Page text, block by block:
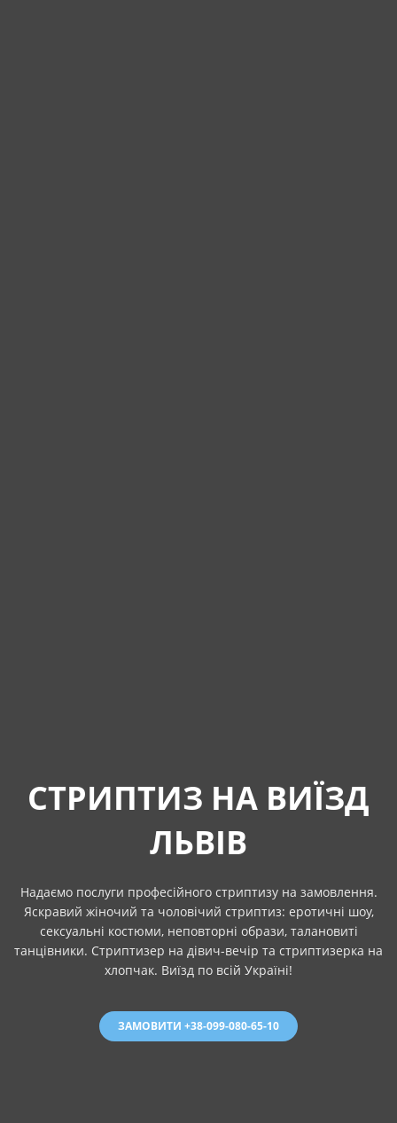
СТРИПТИЗ НА ВИЇЗД
ЛЬВІВ
Надаємо послуги професійного стриптизу на замовлення.
Яскравий жіночий та чоловічий стриптиз: еротичні шоу,
сексуальні костюми, неповторні образи, талановиті
танцівники. Стриптизер на дівич-вечір та стриптизерка на
хлопчак. Виїзд по всій Україні!
ЗАМОВИТИ +38-099-080-65-10